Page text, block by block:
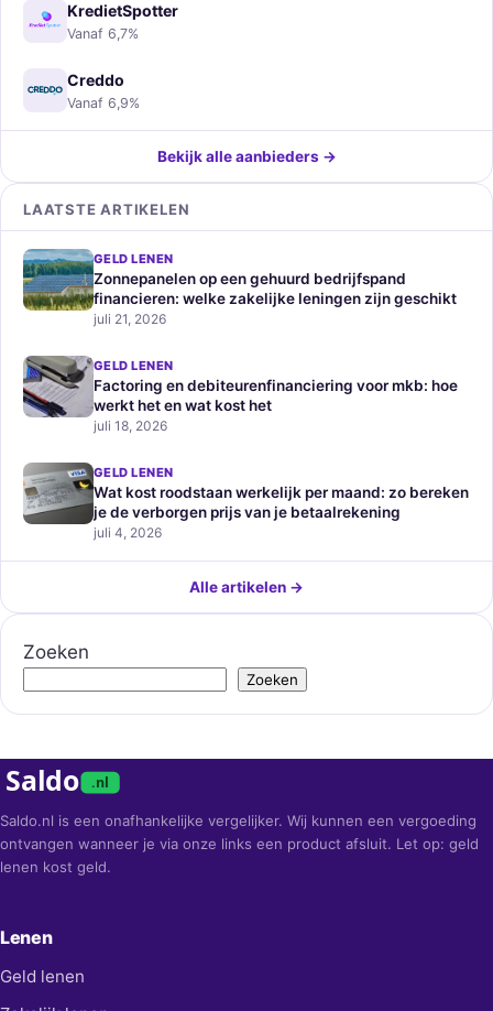
KredietSpotter
Vanaf 6,7%
Creddo
Vanaf 6,9%
Bekijk alle aanbieders →
LAATSTE ARTIKELEN
GELD LENEN
Zonnepanelen op een gehuurd bedrijfspand
financieren: welke zakelijke leningen zijn geschikt
juli 21, 2026
GELD LENEN
Factoring en debiteurenfinanciering voor mkb: hoe
werkt het en wat kost het
juli 18, 2026
GELD LENEN
Wat kost roodstaan werkelijk per maand: zo bereken
je de verborgen prijs van je betaalrekening
juli 4, 2026
Alle artikelen →
Zoeken
Zoeken
Saldo .nl
Saldo.nl is een onafhankelijke vergelijker. Wij kunnen een vergoeding
ontvangen wanneer je via onze links een product afsluit. Let op: geld
lenen kost geld.
Lenen
Geld lenen